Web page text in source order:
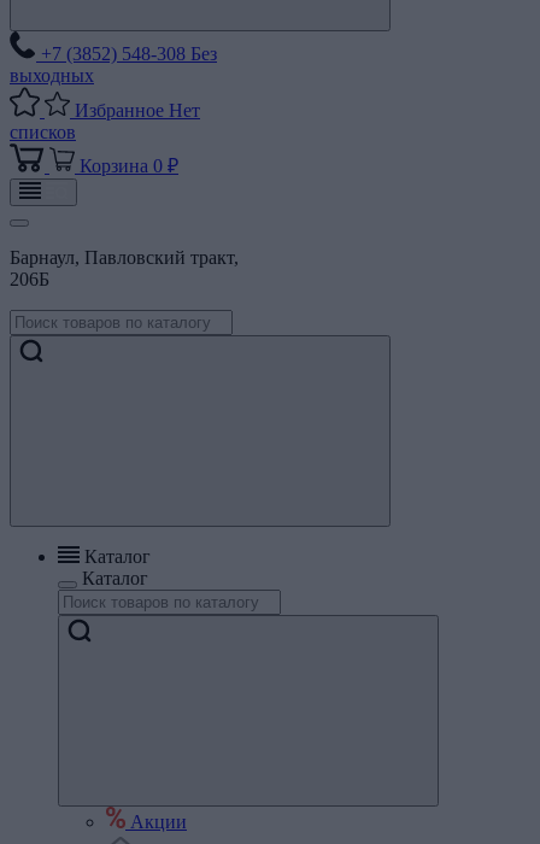
+7 (3852) 548-308 Без
выходных
Избранное Нет
списков
Корзина 0 ₽
Барнаул, Павловский тракт,
206Б
Каталог
Каталог
Акции